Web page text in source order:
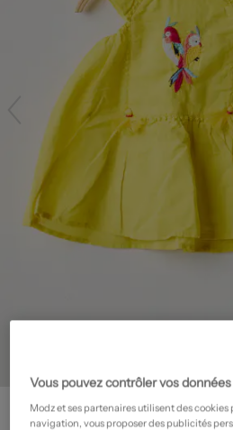
CATIMINI
Robe mi-longue - Manches courtes- Outlet
Vous pouvez contrôler vos
Modz et ses partenaires utilisent des
navigation, vous proposer des publicités